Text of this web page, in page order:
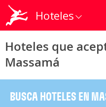
Hoteles
Hoteles que
Massamá
BUSCA HOTELES EN